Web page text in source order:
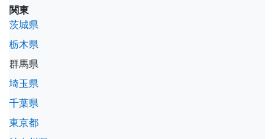
関東
茨城県
栃木県
群馬県
埼玉県
千葉県
東京都